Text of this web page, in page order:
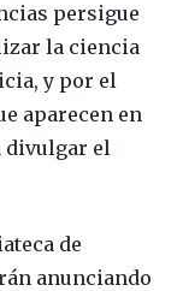
persigue
la ciencia
y por el
aparecen en
divulgar el
de
anunciando